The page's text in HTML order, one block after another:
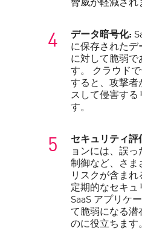
データ暗号化:
に保存された
に対して脆弱で
す。 クラウド
すると、攻撃
スして侵害する
す。
セキュリティ評
ョンには、誤
制御など、さま
リスクが含まれ
定期的なセキ
SaaS アプリケ
て脆弱になる
のに役立ちます。